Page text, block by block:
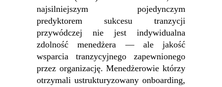
najsilniejszym pojedynczym
predyktorem sukcesu tranzycji
przywódczej nie jest indywidualna
zdolność menedżera — ale jakość
wsparcia tranzycyjnego zapewnionego
przez organizację. Menedżerowie którzy
otrzymali ustrukturyzowany onboarding,